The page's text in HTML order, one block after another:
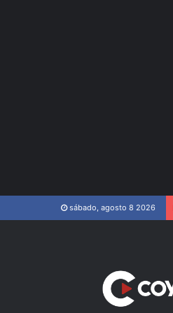
sábado, agosto 8 2026